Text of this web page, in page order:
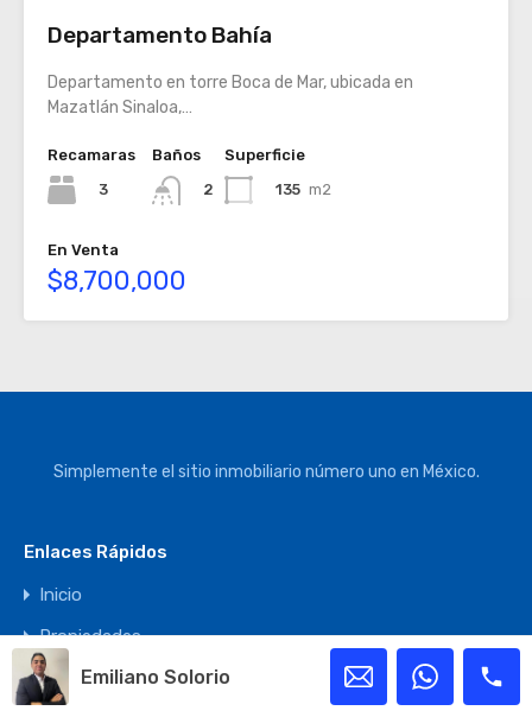
Departamento Bahía
Departamento en torre Boca de Mar, ubicada en
Mazatlán Sinaloa,…
Recamaras
3
Baños
2
Superficie
135 m2
En Venta
$8,700,000
Simplemente el sitio inmobiliario número uno en México.
Enlaces Rápidos
Inicio
Propiedades
Ubicaciones de los Inmuebles
Emiliano Solorio